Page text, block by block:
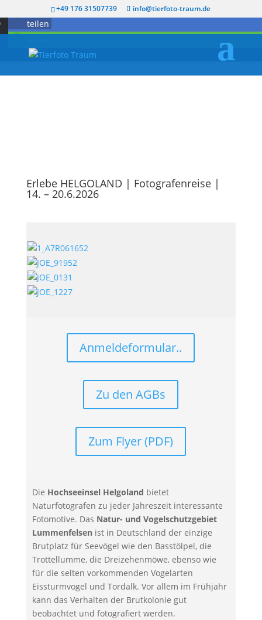
+49 176 31507739 info@tierfoto-traum.de
teilen
Erlebe HELGOLAND | Fotografenreise |
14. – 20.6.2026
Anmeldeformular..
Zu den AGBs
Zum Flyer (PDF)
Die Hochseeinsel Helgoland bietet
Naturfotografen zu jeder Jahreszeit interessante
Fotomotive. Das Natur- und Vogelschutzgebiet
Lummenfelsen ist in Deutschland der einzige
Brutplatz für Seevögel wie den Basstölpel, die
Trottellumme, die Dreizehenmöwe, ebenso wie
für die selten vorkommenden Vogelarten
Eissturmvogel und Tordalk. Vor allem im Frühjahr
kann das Verhalten der Brutkolonie gut
beobachtet und fotografiert werden.